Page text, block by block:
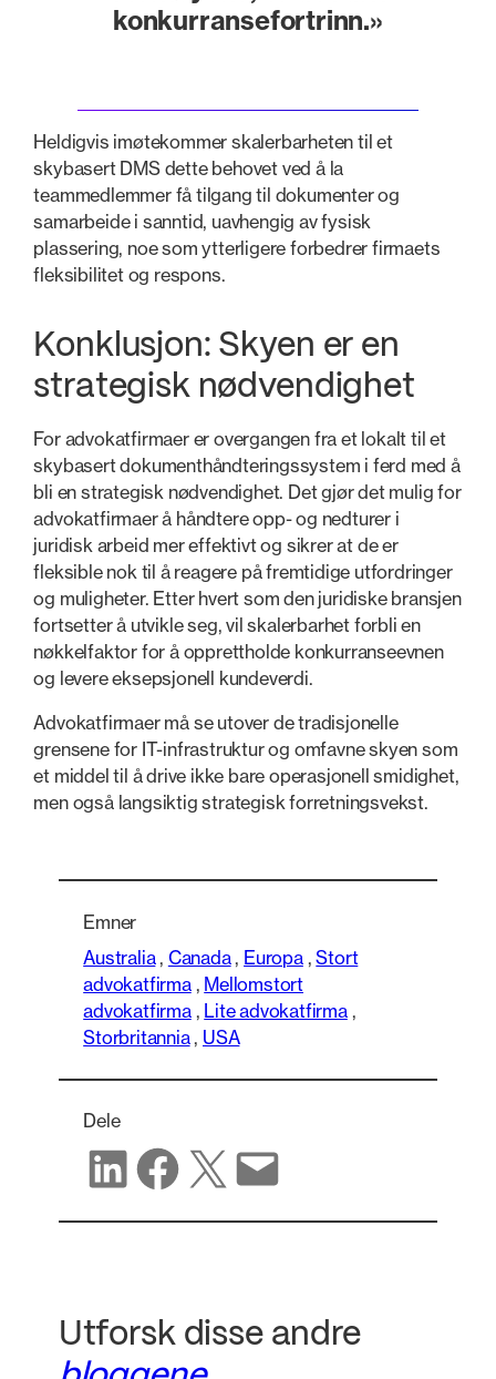
konkurransefortrinn.»
Heldigvis imøtekommer skalerbarheten til et
skybasert DMS dette behovet ved å la
teammedlemmer få tilgang til dokumenter og
samarbeide i sanntid, uavhengig av fysisk
plassering, noe som ytterligere forbedrer firmaets
fleksibilitet og respons.
Konklusjon: Skyen er en
strategisk nødvendighet
For advokatfirmaer er overgangen fra et lokalt til et
skybasert dokumenthåndteringssystem i ferd med å
bli en strategisk nødvendighet. Det gjør det mulig for
advokatfirmaer å håndtere opp- og nedturer i
juridisk arbeid mer effektivt og sikrer at de er
fleksible nok til å reagere på fremtidige utfordringer
og muligheter. Etter hvert som den juridiske bransjen
fortsetter å utvikle seg, vil skalerbarhet forbli en
nøkkelfaktor for å opprettholde konkurranseevnen
og levere eksepsjonell kundeverdi.
Advokatfirmaer må se utover de tradisjonelle
grensene for IT-infrastruktur og omfavne skyen som
et middel til å drive ikke bare operasjonell smidighet,
men også langsiktig strategisk forretningsvekst.
Emner
Australia, Canada, Europa , Stort
advokatfirma , Mellomstort
advokatfirma , Lite advokatfirma ,
Storbritannia, USA
Dele
Del på LinkedIn
Del på Facebook
Del på X Del via e-post
Utforsk disse andre